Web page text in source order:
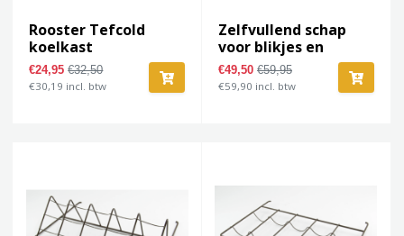
Rooster Tefcold
koelkast
€24,95€32,50
€30,19 incl. btw
Zelfvullend schap
voor blikjes en
flesjes
€49,50 €59,95
€59,90 incl. btw